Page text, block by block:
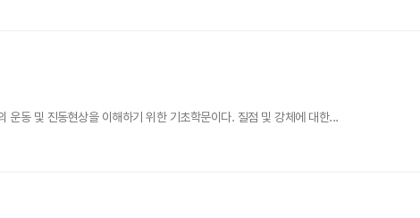
운동 및 진동현상을 이해하기 위한 기초학문이다. 질점 및 강체에 대한...